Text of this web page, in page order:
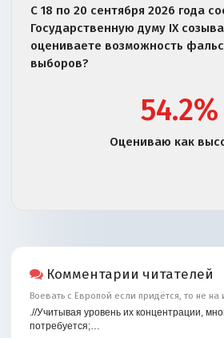
С 18 по 20 сентября 2026 года
Государственную думу IX
оцениваете возможность
выборов?
54.2%
Оцениваю как
Комментарии читателей
Воевать с Европой если придётся, то не на
.//Учитывая уровень их концентрации,
потребуется;…